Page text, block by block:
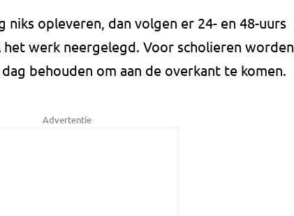
niks opleveren, dan volgen er 24- en 48-uurs
werk neergelegd. Voor scholieren worden
behouden om aan de overkant te komen.
Advertentie